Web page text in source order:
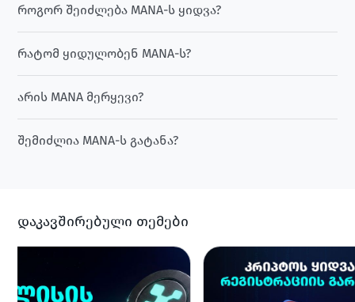
როგორ შეიძლება MANA-ს ყიდვა?
რატომ ყიდულობენ MANA-ს?
არის MANA მერყევი?
შემიძლია MANA-ს გატანა?
დაკავშირებული თემები